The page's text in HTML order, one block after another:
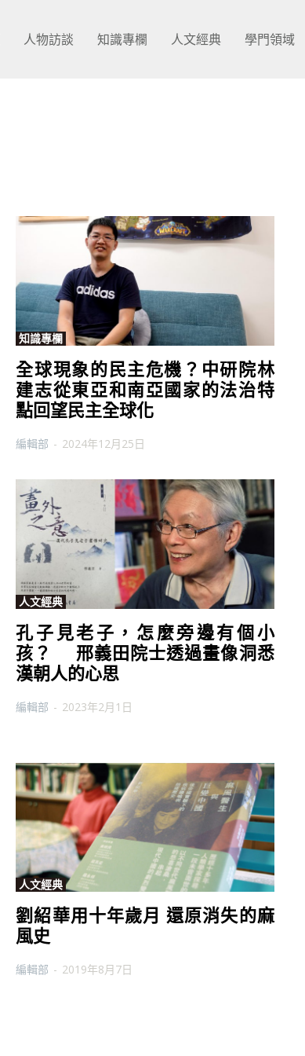
人物訪談 知識專欄 人文經典 學門領域
知識專欄
全球現象的民主危機？中研院林
建志從東亞和南亞國家的法治特
點回望民主全球化
編輯部 - 2024年12月25日
人文經典
孔子見老子，怎麼旁邊有個小
孩？ 邢義田院士透過畫像洞悉
漢朝人的心思
編輯部 - 2023年2月1日
人文經典
劉紹華用十年歲月 還原消失的麻
風史
編輯部 - 2019年8月7日